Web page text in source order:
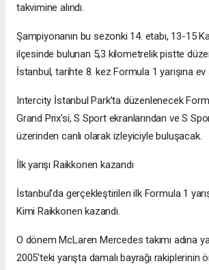
takvimine alındı.
Şampiyonanın bu sezonki 14. etabı, 13-15
ilçesinde bulunan 5,3 kilometrelik pistte
İstanbul, tarihte 8. kez Formula 1 yarışına
Intercity İstanbul Park’ta düzenlenecek
Grand Prix'si, S Sport ekranlarından ve S
üzerinden canlı olarak izleyiciyle buluşacak.
İlk yarışı Raikkonen kazandı
İstanbul'da gerçekleştirilen ilk Formula 1
Kimi Raikkonen kazandı.
O dönem McLaren Mercedes takımı adına
2005'teki yarışta damalı bayrağı rakiplerinin